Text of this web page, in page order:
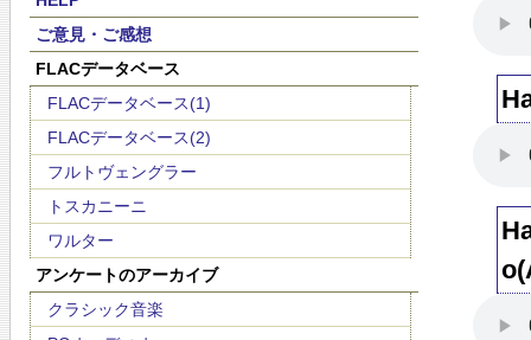
ご意見・ご感想
FLACデータベース
FLACデータベース(1)
FLACデータベース(2)
フルトヴェングラー
トスカニーニ
ワルター
アンケートのアーカイブ
クラシック音楽